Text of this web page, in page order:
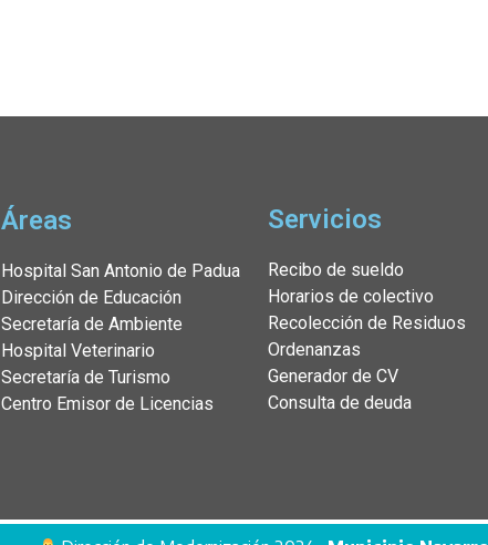
Áreas
Hospital San Antonio de Padua
Dirección de Educación
Secretaría de Ambiente
Hospital Veterinario
Secretaría de Turismo
Centro Emisor de Licencias
Servicios
Recibo de sueldo
Horarios de colectivo
Recolección de Residuos
Ordenanzas
Generador de CV
Consulta de deuda